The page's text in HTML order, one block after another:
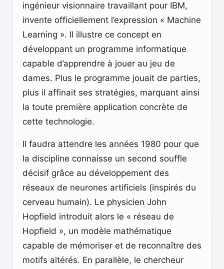
ingénieur visionnaire travaillant pour IBM,
invente officiellement l’expression « Machine
Learning ». Il illustre ce concept en
développant un programme informatique
capable d’apprendre à jouer au jeu de
dames. Plus le programme jouait de parties,
plus il affinait ses stratégies, marquant ainsi
la toute première application concrète de
cette technologie.
Il faudra attendre les années 1980 pour que
la discipline connaisse un second souffle
décisif grâce au développement des
réseaux de neurones artificiels (inspirés du
cerveau humain). Le physicien John
Hopfield introduit alors le « réseau de
Hopfield », un modèle mathématique
capable de mémoriser et de reconnaître des
motifs altérés. En parallèle, le chercheur